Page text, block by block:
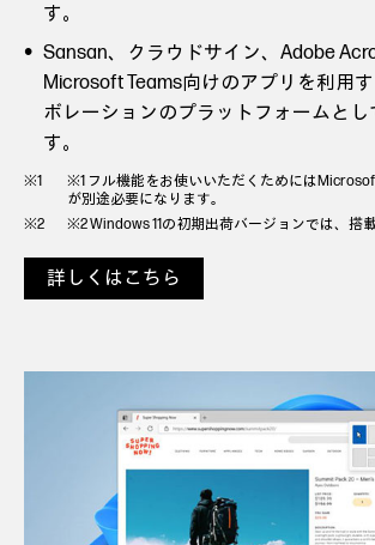
す。
Sansan、クラウドサイン、Adobe
Microsoft Teams向けのアプリを利用
ボレーションのプラットフォームとし
す。
※1 フル機能をお使いいただくためには
が別途必要になります。
※2 Windows 11の初期出荷バージョンでは、搭
詳しくはこちら